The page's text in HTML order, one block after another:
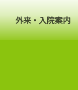
外来・入院案内